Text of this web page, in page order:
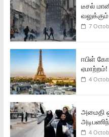
டீசல்
7
ஈபிள்
ஏமாற்றம்!
4
அமைதி
4